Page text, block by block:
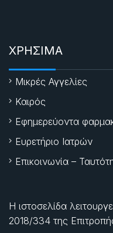
ΧΡΗΣΙΜΑ
Μικρές Αγγελίες
Καιρός
Εφημερεύοντα
Ευρετήριο Ιατρών
Επικοινωνία –
Η ιστοσελίδα
2018/334 της